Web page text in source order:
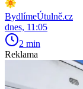
BydlímeÚtulně.cz
dnes, 11:05
2 min
Reklama